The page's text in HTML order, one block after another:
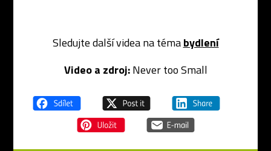
Sledujte další videa na témabydlení
Video a zdroj:Never too Small